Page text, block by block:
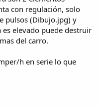
con regulación, solo
pulsos (Dibujo.jpg) y
elevado puede destruir
del carro.
h en serie lo que